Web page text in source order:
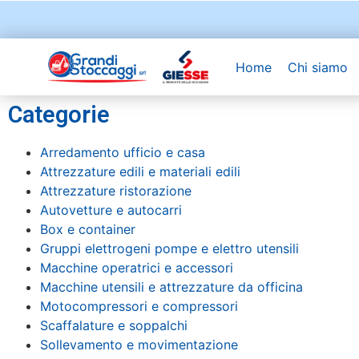
Home Chi siamo
Categorie
Arredamento ufficio e casa
Attrezzature edili e materiali edili
Attrezzature ristorazione
Autovetture e autocarri
Box e container
Gruppi elettrogeni pompe e elettro utensili
Macchine operatrici e accessori
Macchine utensili e attrezzature da officina
Motocompressori e compressori
Scaffalature e soppalchi
Sollevamento e movimentazione